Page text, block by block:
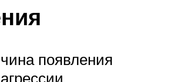
появления